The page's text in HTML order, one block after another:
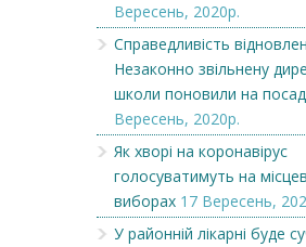
Вересень, 2020р.
Справедливість
Незаконно звільнену
школи поновили на
Вересень, 2020р.
Як хворі на коронавірус
голосуватимуть на
виборах 17 Вересень,
У районній лікарні буде